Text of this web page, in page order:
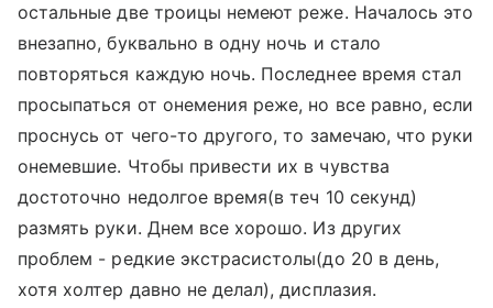
остальные две троицы немеют реже. Началось это
внезапно, буквально в одну ночь и стало
повторяться каждую ночь. Последнее время стал
просыпаться от онемения реже, но все равно, если
проснусь от чего-то другого, то замечаю, что руки
онемевшие. Чтобы привести их в чувства
достоточно недолгое время(в теч 10 секунд)
размять руки. Днем все хорошо. Из других
проблем - редкие экстрасистолы(до 20 в день,
хотя холтер давно не делал), дисплазия.